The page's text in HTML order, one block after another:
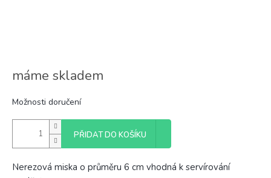
máme skladem
Možnosti doručení
PŘIDAT DO KOŠÍKU
Nerezová miska o průměru 6 cm vhodná k servírování